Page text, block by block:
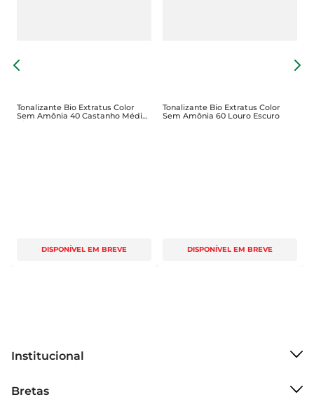
Tonalizante Bio Extratus Color
Sem Amônia 40 Castanho Médio
Bio
DISPONÍVEL EM BREVE
Tonalizante Bio Extratus Color
Sem Amônia 60 Louro Escuro
DISPONÍVEL EM BREVE
Institucional
Grupo Cencosud
Bretas